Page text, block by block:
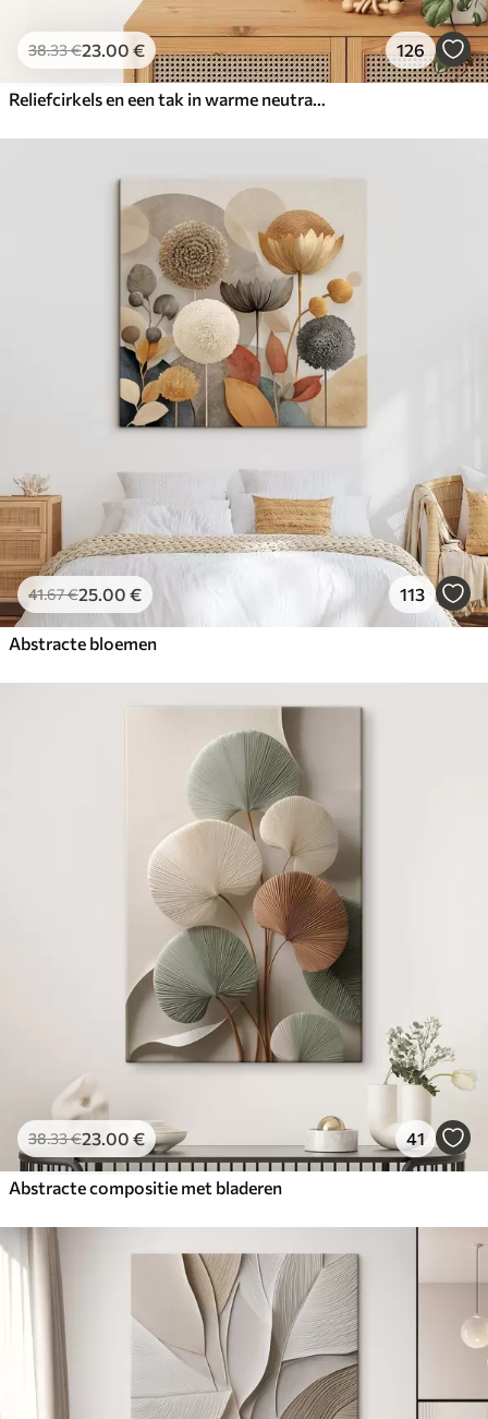
38.33€23.00 € 126
Reliefcirkels en een tak in warme neutrale tinten
41.67€25.00 € 113
Abstracte bloemen
38.33€23.00 € 41
Abstracte compositie met bladeren